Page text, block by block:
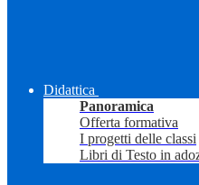
Didattica
Panoramica
Offerta formativa
I progetti delle classi
Libri di Testo in